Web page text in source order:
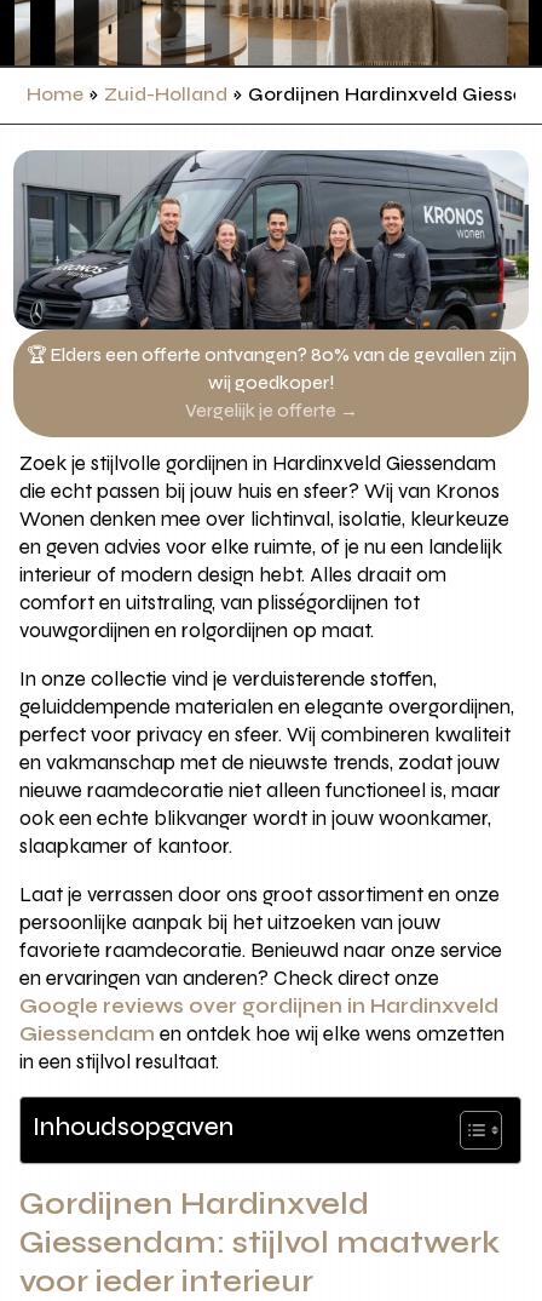
Home » Zuid-Holland » Gordijnen Hardinxveld
🏆 Elders een offerte ontvangen? 80% van de gevallen zijn
wij goedkoper!
Vergelijk je offerte →
Zoek je stijlvolle gordijnen in Hardinxveld Giessendam
die echt passen bij jouw huis en sfeer? Wij van Kronos
Wonen denken mee over lichtinval, isolatie, kleurkeuze
en geven advies voor elke ruimte, of je nu een landelijk
interieur of modern design hebt. Alles draait om
comfort en uitstraling, van plisségordijnen tot
vouwgordijnen en rolgordijnen op maat.
In onze collectie vind je verduisterende stoffen,
geluiddempende materialen en elegante overgordijnen,
perfect voor privacy en sfeer. Wij combineren kwaliteit
en vakmanschap met de nieuwste trends, zodat jouw
nieuwe raamdecoratie niet alleen functioneel is, maar
ook een echte blikvanger wordt in jouw woonkamer,
slaapkamer of kantoor.
Laat je verrassen door ons groot assortiment en onze
persoonlijke aanpak bij het uitzoeken van jouw
favoriete raamdecoratie. Benieuwd naar onze service
en ervaringen van anderen? Check direct onze
Google reviews over gordijnen in Hardinxveld
Giessendam en ontdek hoe wij elke wens omzetten
in een stijlvol resultaat.
Inhoudsopgaven
Gordijnen Hardinxveld
Giessendam: stijlvol maatwerk
voor ieder interieur